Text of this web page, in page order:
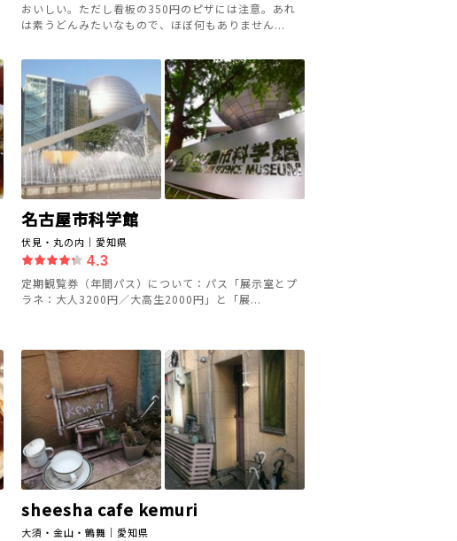
おいしい。ただし看板の350円のピザには注意。あれ
は素うどんみたいなもので、ほぼ何もありません...
名古屋市科学館
伏見・丸の内｜愛知県
4.3
定期観覧券（年間パス）について：パス「展示室とプ
ラネ：大人3200円／大高生2000円」と「展...
sheesha cafe kemuri
大須・金山・鶴舞｜愛知県